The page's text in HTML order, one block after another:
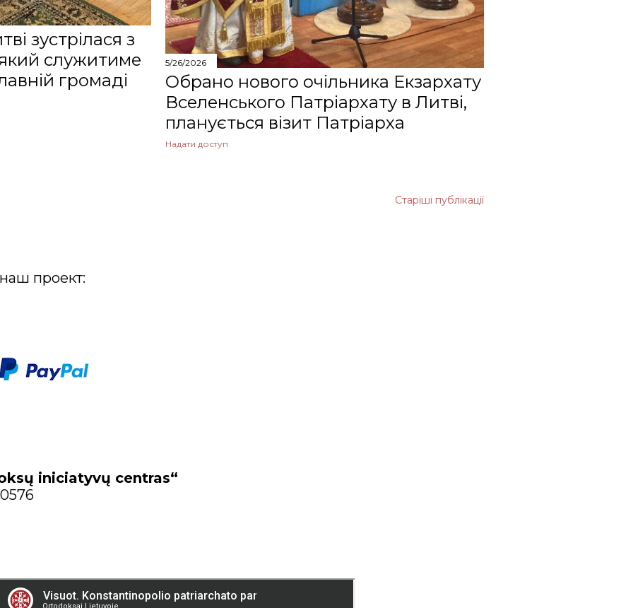
21
4
2
1
2
зустрілася з
служитиме
громаді
5/26/2026
Обрано нового очільника Екзархату
Вселенського Патріархату в Литві,
планується візит Патріарха
Надати доступ
Старіші публікації
проект:
iniciatyvų centras“